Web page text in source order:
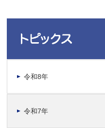
令和8年
令和7年